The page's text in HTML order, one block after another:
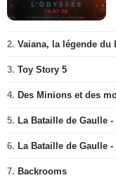
2. Vaiana, la légende du
3. Toy Story 5
4. Des Minions et des
5. La Bataille de Gaulle
6. La Bataille de Gaulle
7. Backrooms